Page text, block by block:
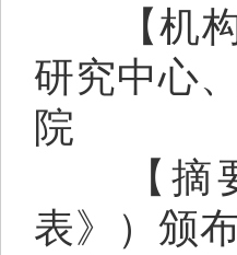
【机构
研究中心
院
【摘要
表》）颁